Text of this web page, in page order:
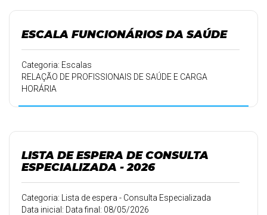
ESCALA FUNCIONÁRIOS DA SAÚDE
Categoria: Escalas
RELAÇÃO DE PROFISSIONAIS DE SAÚDE E CARGA
HORÁRIA
LISTA DE ESPERA DE CONSULTA
ESPECIALIZADA - 2026
Categoria: Lista de espera - Consulta Especializada
Data inicial: Data final: 08/05/2026